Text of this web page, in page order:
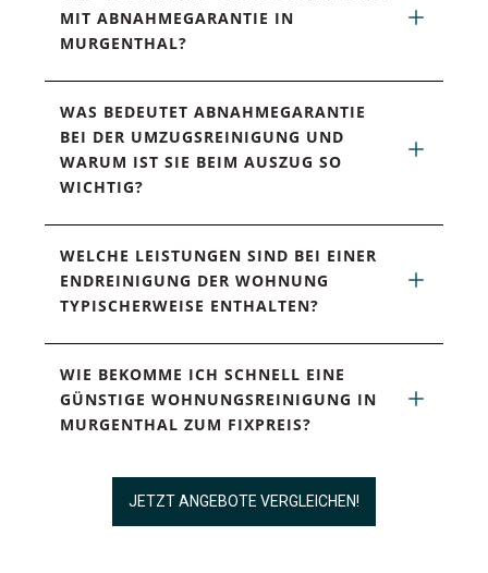
MIT ABNAHMEGARANTIE IN
MURGENTHAL?
WAS BEDEUTET ABNAHMEGARANTIE
BEI DER UMZUGSREINIGUNG UND
WARUM IST SIE BEIM AUSZUG SO
WICHTIG?
WELCHE LEISTUNGEN SIND BEI EINER
ENDREINIGUNG DER WOHNUNG
TYPISCHERWEISE ENTHALTEN?
WIE BEKOMME ICH SCHNELL EINE
GÜNSTIGE WOHNUNGSREINIGUNG IN
MURGENTHAL ZUM FIXPREIS?
JETZT ANGEBOTE VERGLEICHEN!